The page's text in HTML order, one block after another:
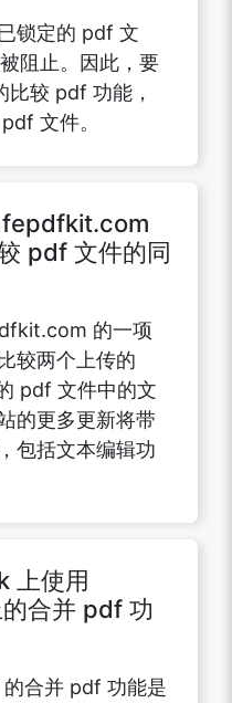
锁定的 pdf 文
阻止。因此，要
较 pdf 功能，
文件。
pdf 文件的同
的一项
较两个上传的
pdf 文件中的文
的更多更新将带
包括文本编辑功
上使用
合并 pdf 功
合并 pdf 功能是